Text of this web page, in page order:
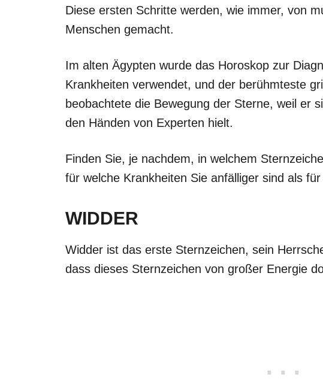
Diese ersten Schritte werden, wie immer, von
Menschen gemacht.
Im alten Ägypten wurde das Horoskop zur
Krankheiten verwendet, und der berühmteste
beobachtete die Bewegung der Sterne, weil er
den Händen von Experten hielt.
Finden Sie, je nachdem, in welchem
für welche Krankheiten Sie anfälliger sind als
WIDDER
Widder ist das erste Sternzeichen, sein
dass dieses Sternzeichen von großer Energie